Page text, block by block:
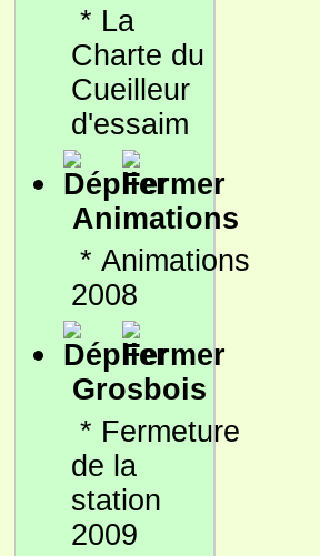
* La
Charte du
Cueilleur
d'essaim
Animations
* Animations
2008
Grosbois
* Fermeture
de la
station
2009